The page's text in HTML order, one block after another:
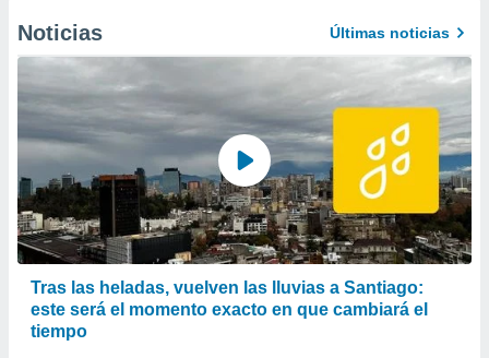
Noticias Últimas noticias
Tras las heladas, vuelven las lluvias a Santiago:
este será el momento exacto en que cambiará el
tiempo